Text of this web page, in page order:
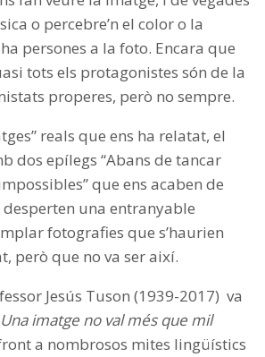
o percebre’n el color o la
persones a la foto. Encara que
tots els protagonistes són de la
properes, però no sempre.
reals que ens ha relatat, el
dos epílegs “Abans de tancar
que ens acaben de
una entranyable
fotografies que s’haurien
però que no va ser així.
Jesús Tuson (1939-2017) va
Una imatge no val més que mil
a nombrosos mites lingüístics